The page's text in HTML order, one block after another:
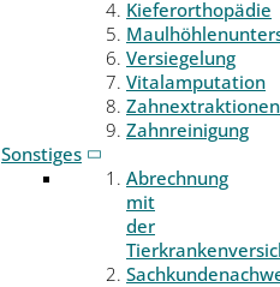
Kieferorthopädie
Versiegelung
Vitalamputation
Zahnextraktionen
Zahnreinigung
Sonstiges
Abrechnung
mit
der